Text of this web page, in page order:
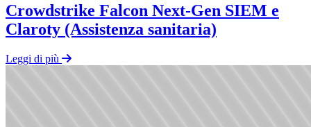
Crowdstrike Falcon Next-Gen SIEM e
Claroty (Assistenza sanitaria)
Leggi di più